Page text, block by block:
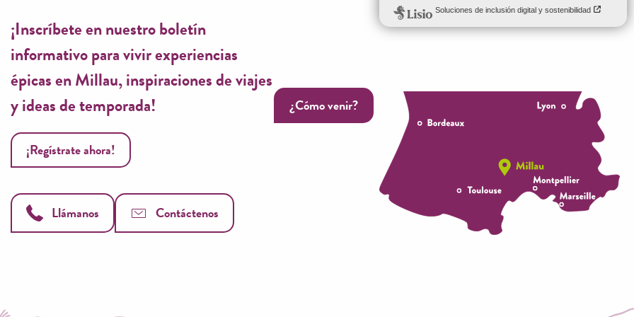
pour le recyclage)
¡Inscríbete en nuestro boletín
informativo para vivir experiencias
épicas en Millau, inspiraciones de viajes
y ideas de temporada!
¡Regístrate ahora!
Llámanos Contáctenos
¿Cómo venir?